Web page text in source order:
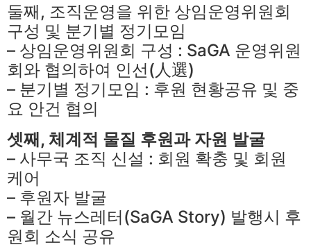
둘째, 조직운영을 위한 상임운영위원회
구성 및 분기별 정기모임
– 상임운영위원회 구성 : SaGA 운영위원
회와 협의하여 인선(人選)
– 분기별 정기모임 : 후원 현황공유 및 중
요 안건 협의
셋째, 체계적 물질 후원과 자원 발굴
– 사무국 조직 신설 : 회원 확충 및 회원
케어
– 후원자 발굴
– 월간 뉴스레터(SaGA Story) 발행시 후
원회 소식 공유